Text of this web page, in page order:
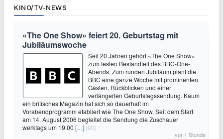
KINO/TV-NEWS
«The One Show» feiert 20. Geburtstag mit
Jubiläumswoche
Seit 20 Jahren gehört «The One Show»
zum festen Bestandteil des BBC-One-
Abends. Zum runden Jubiläum plant die
BBC eine ganze Woche mit prominenten
Gästen, Rückblicken und einer
verlängerten Geburtstagssendung. Kaum
ein britisches Magazin hat sich so dauerhaft im
Vorabendprogramm etabliert wie The One Show. Seit dem Start
am 14. August 2006 begleitet die Sendung die Zuschauer
werktags um 19.00 […] (00)
vor 1 Stunde